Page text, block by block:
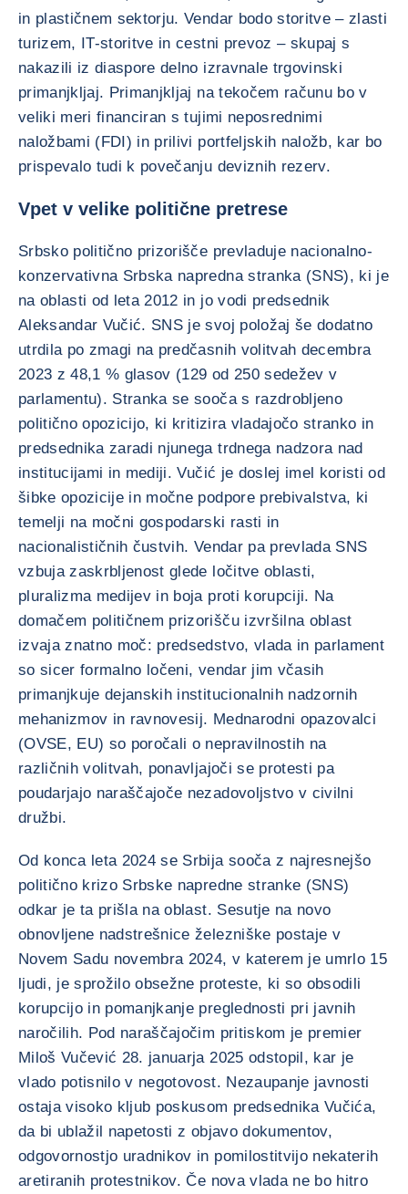
in plastičnem sektorju. Vendar bodo storitve – zlasti
turizem, IT-storitve in cestni prevoz – skupaj s
nakazili iz diaspore delno izravnale trgovinski
primanjkljaj. Primanjkljaj na tekočem računu bo v
veliki meri financiran s tujimi neposrednimi
naložbami (FDI) in prilivi portfeljskih naložb, kar bo
prispevalo tudi k povečanju deviznih rezerv.
Vpet v velike politične pretrese
Srbsko politično prizorišče prevladuje nacionalno-
konzervativna Srbska napredna stranka (SNS), ki je
na oblasti od leta 2012 in jo vodi predsednik
Aleksandar Vučić. SNS je svoj položaj še dodatno
utrdila po zmagi na predčasnih volitvah decembra
2023 z 48,1 % glasov (129 od 250 sedežev v
parlamentu). Stranka se sooča s razdrobljeno
politično opozicijo, ki kritizira vladajočo stranko in
predsednika zaradi njunega trdnega nadzora nad
institucijami in mediji. Vučić je doslej imel koristi od
šibke opozicije in močne podpore prebivalstva, ki
temelji na močni gospodarski rasti in
nacionalističnih čustvih. Vendar pa prevlada SNS
vzbuja zaskrbljenost glede ločitve oblasti,
pluralizma medijev in boja proti korupciji. Na
domačem političnem prizorišču izvršilna oblast
izvaja znatno moč: predsedstvo, vlada in parlament
so sicer formalno ločeni, vendar jim včasih
primanjkuje dejanskih institucionalnih nadzornih
mehanizmov in ravnovesij. Mednarodni opazovalci
(OVSE, EU) so poročali o nepravilnostih na
različnih volitvah, ponavljajoči se protesti pa
poudarjajo naraščajoče nezadovoljstvo v civilni
družbi.
Od konca leta 2024 se Srbija sooča z najresnejšo
politično krizo Srbske napredne stranke (SNS)
odkar je ta prišla na oblast. Sesutje na novo
obnovljene nadstrešnice železniške postaje v
Novem Sadu novembra 2024, v katerem je umrlo 15
ljudi, je sprožilo obsežne proteste, ki so obsodili
korupcijo in pomanjkanje preglednosti pri javnih
naročilih. Pod naraščajočim pritiskom je premier
Miloš Vučević 28. januarja 2025 odstopil, kar je
vlado potisnilo v negotovost. Nezaupanje javnosti
ostaja visoko kljub poskusom predsednika Vučića,
da bi ublažil napetosti z objavo dokumentov,
odgovornostjo uradnikov in pomilostitvijo nekaterih
aretiranih protestnikov. Če nova vlada ne bo hitro